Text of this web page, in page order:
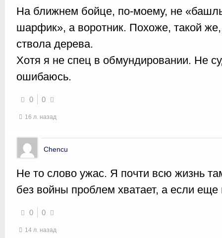
На ближнем бойце, по-моему, не
шарфик», а воротник. Похоже, такой же,
ствола дерева.
Хотя я не спец в обмундировании. Не
ошибаюсь.
0 0
16 л. назад
Chencu
Не то слово ужас. Я почти всю жизнь
без войны проблем хватает, а если
0 0
14 л. назад